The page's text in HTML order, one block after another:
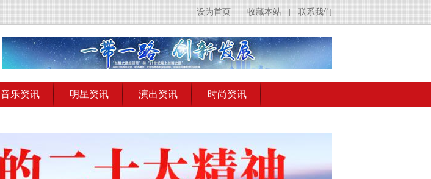
联系我们
收藏本站
设为首页
音乐资讯 明星资讯 演出资讯 时尚资讯